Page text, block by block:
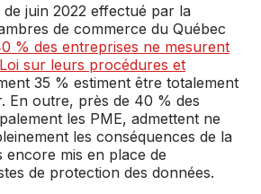
juin 2022 effectué par la
de commerce du Québec
% des entreprises ne mesurent
sur leurs procédures et
35 % estiment être totalement
En outre, près de 40 % des
les PME, admettent ne
les conséquences de la
encore mis en place de
de protection des données.